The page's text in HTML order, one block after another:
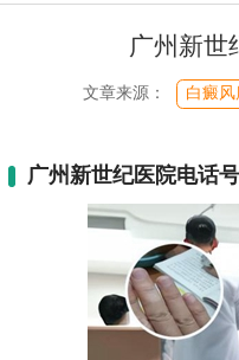
广州新世
文章来源： 白癜风
广州新世纪医院电话